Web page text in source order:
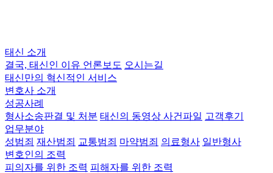
태신 소개
결국, 태신인 이유 언론보도 오시는길
태신만의 혁신적인 서비스
변호사 소개
성공사례
형사소송판결 및 처분 태신의 동영상 사건파일 고객후기
업무분야
성범죄 재산범죄 교통범죄 마약범죄 의료형사 일반형사
변호인의 조력
피의자를 위한 조력 피해자를 위한 조력